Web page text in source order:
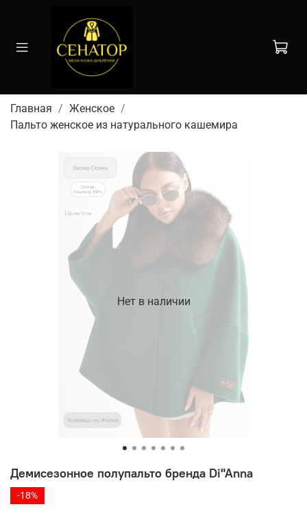
Главная
Женское
Пальто женское из натурального кашемира
Нет в наличии
Демисезонное полупальто бренда Di"Anna
-18%